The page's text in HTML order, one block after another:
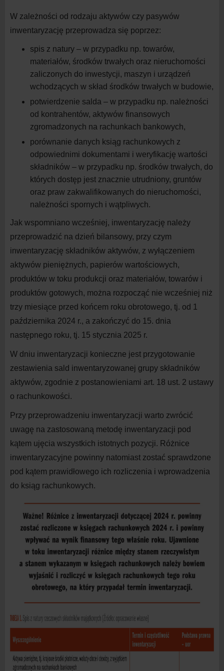
W zależności od rodzaju aktywów czy pasywów
inwentaryzację przeprowadza się poprzez:
spis z natury – w przypadku np. towarów,
materiałów, środków trwałych oraz nieruchomości
zaliczonych do inwestycji, maszyn i urządzeń
wchodzących w skład środków trwałych w budowie,
potwierdzenie salda – w przypadku np. należności
od kontrahentów, aktywów finansowych
zgromadzonych na rachunkach bankowych,
porównanie danych ksiąg rachunkowych z
odpowiednimi dokumentami i weryfikację wartości
składników – w przypadku np. środków trwałych, do
których dostęp jest znacznie utrudniony, gruntów
oraz praw zakwalifikowanych do nieruchomości,
należności spornych i wątpliwych.
Jak wspomniano wcześniej, inwentaryzację należy
przeprowadzić na dzień bilansowy, przy czym
inwentaryzację składników aktywów, z wyłączeniem
aktywów pieniężnych, papierów wartościowych,
produktów w toku produkcji oraz materiałów, towarów i
produktów gotowych, można rozpocząć nie wcześniej niż
trzy miesiące przed końcem roku obrotowego, tj. od 1
października 2024 r., a zakończyć do 15. dnia
następnego roku, tj. 1 5 stycznia 2025 r.
W dniu inwentaryzacji konieczne jest przygotowanie
zestawienia sald inwentaryzowanej grupy składników
aktywów, zgodnie z postanowieniami art. 1 8 ust. 2 ustawy
o rachunkowości.
Przy przeprowadzeniu inwentaryzacji warto zwrócić
uwagę na zastosowaną metodę inwentaryzacji pod
kątem ujęcia wszystkich istotnych pozycji. Różnice
inwentaryzacyjne powinny natomiast zostać sprawdzone
pod kątem prawidłowego ich rozliczenia i wprowadzenia
do ksiąg rachunkowych.